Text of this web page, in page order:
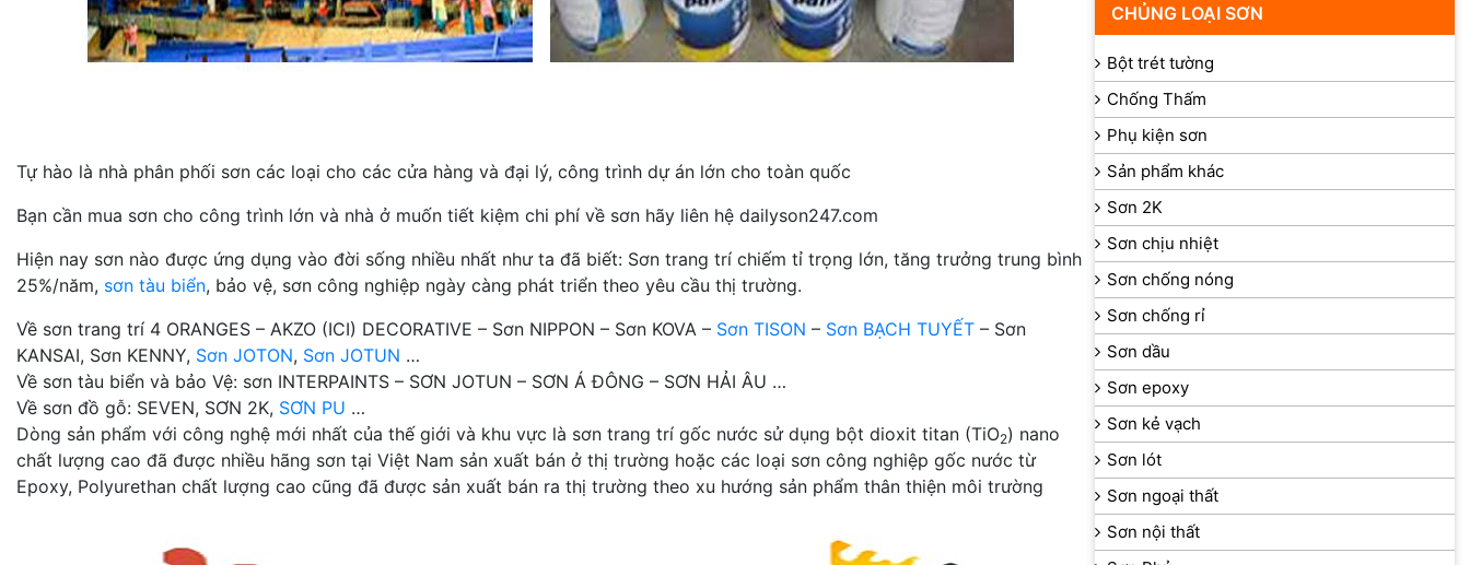
Tự hào là nhà phân phối sơn các loại cho các cửa hàng và đại lý, công trình dự án lớn cho toàn quốc
Bạn cần mua sơn cho công trình lớn và nhà ở muốn tiết kiệm chi phí về sơn hãy liên hệ dailyson247.com
Hiện nay sơn nào được ứng dụng vào đời sống nhiều nhất như ta đã biết: Sơn trang trí chiếm tỉ trọng lớn, tăng trưởng trung bình
25%/năm, sơn tàu biển, bảo vệ, sơn công nghiệp ngày càng phát triển theo yêu cầu thị trường.
Về sơn trang trí 4 ORANGES – AKZO (ICI) DECORATIVE – Sơn NIPPON – Sơn KOVA – Sơn TISON – Sơn BẠCH TUYẾT – Sơn
KANSAI, Sơn KENNY, Sơn JOTON, Sơn JOTUN …
Về sơn tàu biển và bảo Vệ: sơn INTERPAINTS – SƠN JOTUN – SƠN Á ĐÔNG – SƠN HẢI ÂU …
Về sơn đồ gỗ: SEVEN, SƠN 2K, SƠN PU …
Dòng sản phẩm với công nghệ mới nhất của thế giới và khu vực là sơn trang trí gốc nước sử dụng bột dioxit titan (TiO2) nano
chất lượng cao đã được nhiều hãng sơn tại Việt Nam sản xuất bán ở thị trường hoặc các loại sơn công nghiệp gốc nước từ
Epoxy, Polyurethan chất lượng cao cũng đã được sản xuất bán ra thị trường theo xu hướng sản phẩm thân thiện môi trường
CHỦNG LOẠI SƠN
Bột trét tường
Chống Thấm
Phụ kiện sơn
Sản phẩm khác
Sơn 2K
Sơn chịu nhiệt
Sơn chống nóng
Sơn chống rỉ
Sơn dầu
Sơn epoxy
Sơn kẻ vạch
Sơn lót
Sơn ngoại thất
Sơn nội thất